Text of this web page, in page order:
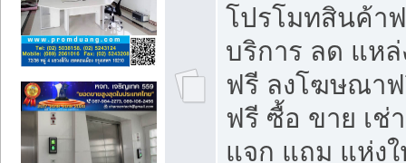
โปรโมทสินค้า
บริการ ลด แห
ฟรี ลงโฆษณา
ฟรี ซื้อ ขาย เช่
แจก แถม แห่ง